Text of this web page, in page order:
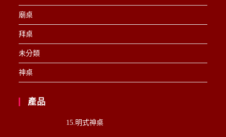
廟桌
拜桌
未分類
神桌
產品
15.明式神桌